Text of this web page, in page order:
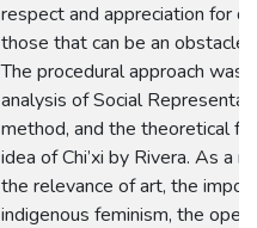
respect and appreciation for
those that can be an obstacle
The procedural approach was
analysis of Social
method, and the theoretical
idea of Chi’xi by Rivera. As a
the relevance of art, the
indigenous feminism, the